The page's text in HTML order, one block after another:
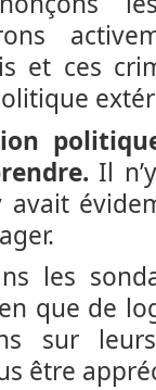
et ces
Il
les
que de
sur
être